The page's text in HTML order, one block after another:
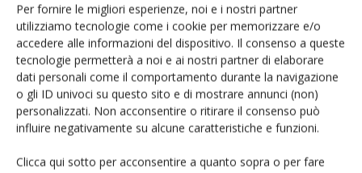
Per fornire le migliori esperienze, noi e i nostri partner
utilizziamo tecnologie come i cookie per memorizzare e/o
accedere alle informazioni del dispositivo. Il consenso a queste
tecnologie permetterà a noi e ai nostri partner di elaborare
dati personali come il comportamento durante la navigazione
o gli ID univoci su questo sito e di mostrare annunci (non)
personalizzati. Non acconsentire o ritirare il consenso può
influire negativamente su alcune caratteristiche e funzioni.
Clicca qui sotto per acconsentire a quanto sopra o per fare
Tecniche, prodotti e servizi dalle aziende
Catalogo Aziende e Prodotti